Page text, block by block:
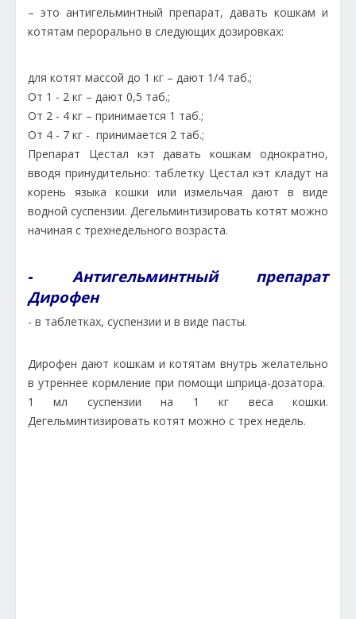
– это антигельминтный препарат, давать кошкам и
котятам перорально в следующих дозировках:
для котят массой до 1 кг – дают 1/4 таб.;
От 1 - 2 кг – дают 0,5 таб.;
От 2 - 4 кг – принимается 1 таб.;
От 4 - 7 кг - принимается 2 таб.;
Препарат Цестал кэт давать кошкам однократно,
вводя принудительно: таблетку Цестал кэт кладут на
корень языка кошки или измельчая дают в виде
водной суспензии. Дегельминтизировать котят можно
начиная с трехнедельного возраста.
- Антигельминтный препарат
Дирофен
- в таблетках, суспензии и в виде пасты.
Дирофен дают кошкам и котятам внутрь желательно
в утреннее кормление при помощи шприца-дозатора.
1 мл суспензии на 1 кг веса кошки.
Дегельминтизировать котят можно с трех недель.